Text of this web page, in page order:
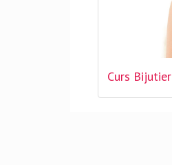
Curs Bijutier